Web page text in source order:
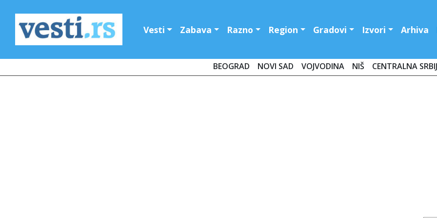
Vesti Zabava Razno Region Gradovi Izvori Arhiva
BEOGRAD NOVI SAD VOJVODINA NIŠ CENTRALNA